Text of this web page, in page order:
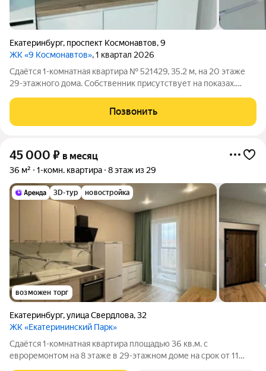
Екатеринбург, проспект Космонавтов,9
ЖК «9 Космонавтов», 1 квартал 2026
Сдаётся 1-комнатная квартира № 521429, 35.2 м, на 20 этаже
29-этажного дома. Собственник присутствует на показах.
оплачиваются отдельно. По условиям проживания: можно с
детьми, можно с питомцами.
Позвонить
45 000 ₽ в месяц
36 м² 1-комн. квартира 8 этаж из 29
3D-тур новостройка
возможен торг
Екатеринбург,улица Свердлова,32
ЖК «Екатерининский Парк»
Сдаётся 1-комнатная квартира площадью 36 кв.м. с
евроремонтом на 8 этаже в 29-этажном доме на срок от 11